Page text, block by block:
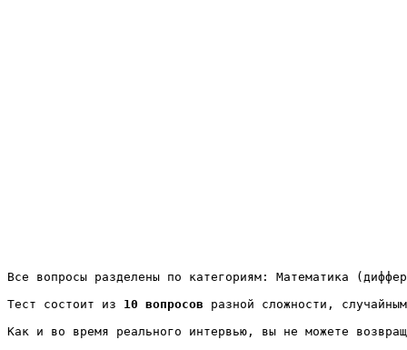
Все вопросы разделены по категориям: Математика
Тест состоит из 10 вопросов разной сложности,
Как и во время реального интервью, вы не можете